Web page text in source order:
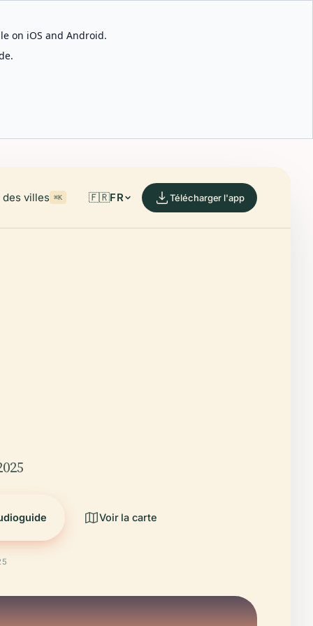
on iOS and Android.
villes ⌘K 🇫🇷FR Télécharger l'app
Voir la carte